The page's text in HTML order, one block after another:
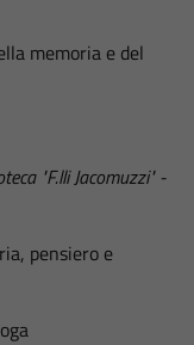
memoria e del
"F.lli Jacomuzzi" -
pensiero e